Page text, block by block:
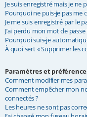
Je suis enregistré mais je ne
Pourquoi ne puis-je pas me
Je me suis enregistré par le
J’ai perdu mon mot de passe
Pourquoi suis-je
À quoi sert « Supprimer les
Paramètres et
Comment modifier mes
Comment empêcher mon
connectés ?
Les heures ne sont pas